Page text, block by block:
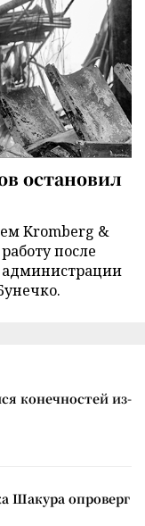
остановил
Kromberg &
после
администрации
конечностей из-
Шакура опроверг